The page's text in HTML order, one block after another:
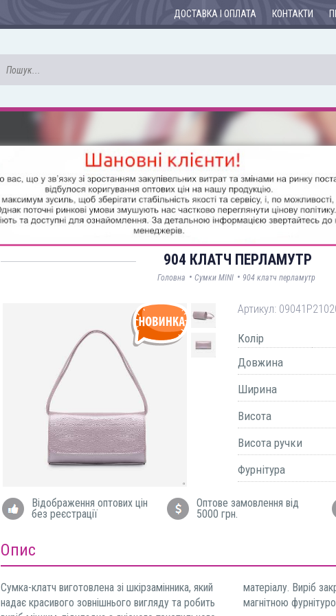
ДОСТАВКА І ОПЛАТА КОНТАКТИ
904 КЛАТЧ ПЕРЛАМУТР
Головна • Сумки MINI • 904 клатч перламутр
Артикул:
Колір
Довжина
Ширина
Висота
Висота ручки
Фурнітура
Відображення оптових цін
без реєстрації
Оптове замовлення від
5000 грн.
Опис
Сумка-клатч виготовлена зі шкірзамінника, який
надає красивого зовнішнього вигляду та робить
матеріалу. Виріб закривається на клапан з
магнітною